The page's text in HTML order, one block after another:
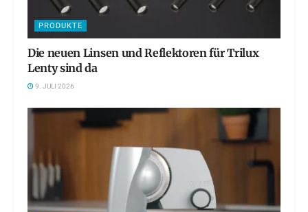
PRODUKTE
Die neuen Linsen und Reflektoren für Trilux
Lenty sind da
9. JULI 2026